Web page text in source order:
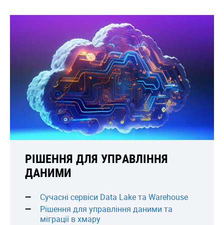
РІШЕННЯ ДЛЯ УПРАВЛІННЯ
ДАНИМИ
Сучасні сервіси Data Lake та Warehouse
Рішення для управління даними та
міграції в хмару